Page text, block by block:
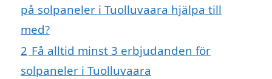
på solpaneler i Tuolluvaara hjälpa till
med?
2 Få alltid minst 3 erbjudanden för
solpaneler i Tuolluvaara